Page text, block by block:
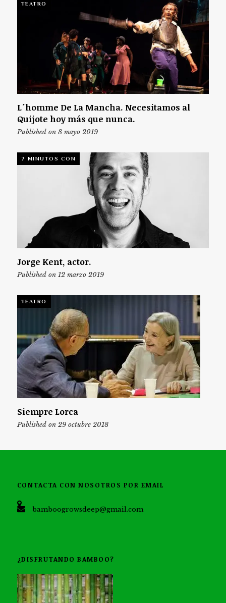
TEATRO
L´homme De La Mancha. Necesitamos al
Quijote hoy más que nunca.
Published on 8 mayo 2019
7 MINUTOS CON
Jorge Kent, actor.
Published on 12 marzo 2019
TEATRO
Siempre Lorca
Published on 29 octubre 2018
CONTACTA CON NOSOTROS POR EMAIL
bamboogrowsdeep@gmail.com
¿DISFRUTANDO BAMBOO?